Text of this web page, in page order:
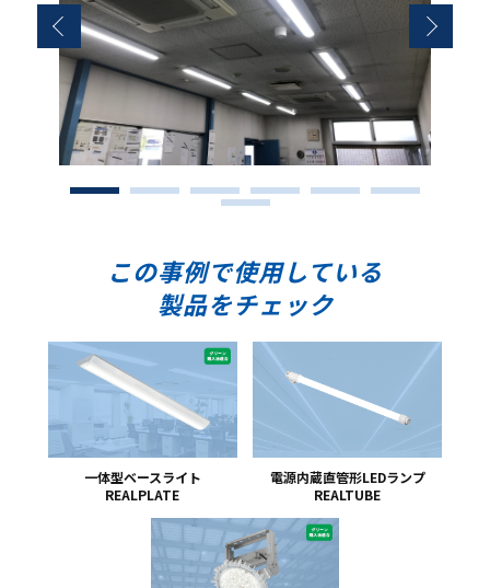
Previous Next
1 2 3 4 5 6
7
この事例で使用している
製品をチェック
一体型ベースライト
REALPLATE
電源内蔵直管形LEDランプ
REALTUBE